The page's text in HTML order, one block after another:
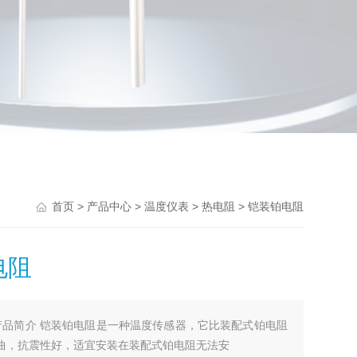
首页> 产品中心> 温度仪表 > 热电阻 > 铠装铂电阻
品简介 铠装铂电阻是一种温度传感器，它比装配式铂电阻
，抗震性好，适宜安装在装配式铂电阻无法安